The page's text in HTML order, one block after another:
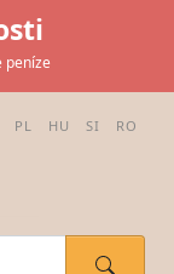
peníze
PL HU SI RO